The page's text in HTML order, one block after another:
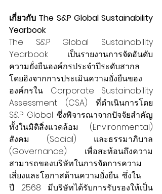
เกี่ยวกับ The S&P Global Sustainability
Yearbook
The S&P Global Sustainability
Yearbook เป็นรายงานการจัดอันดับ
ความยั่งยืนองค์กรประจำปีระดับสากล
โดยอิงจากการประเมินความยั่งยืนของ
องค์กรใน Corporate Sustainability
Assessment (CSA) ที่ดำเนินการโดย
S&P Global ซึ่งพิจารณาจากปัจจัยสำคัญ
ทั้งในมิติสิ่งแวดล้อม (Environmental)
สังคม (Social) และธรรมาภิบาล
(Governance) เพื่อสะท้อนถึงความ
สามารถของบริษัทในการจัดการความ
เสี่ยงและโอกาสด้านความยั่งยืน ซึ่งใน
ปี 2568 มีบริษัทได้รับการรับรองให้เป็น